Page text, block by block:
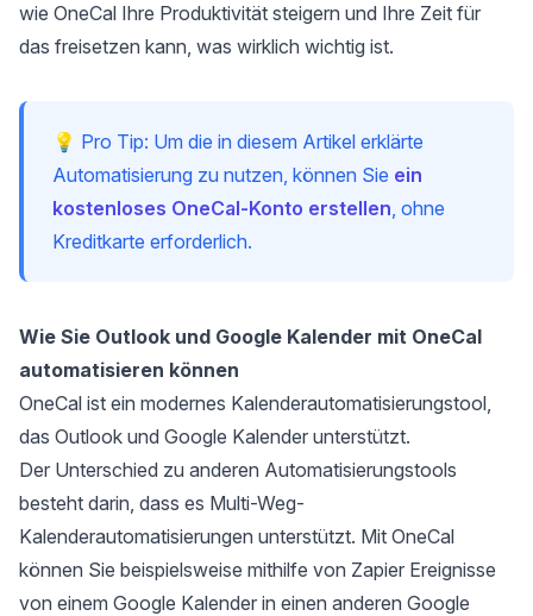
wie OneCal Ihre Produktivität steigern und Ihre Zeit für
das freisetzen kann, was wirklich wichtig ist.
💡 Pro Tip: Um die in diesem Artikel erklärte
Automatisierung zu nutzen, können Sie ein
kostenloses OneCal-Konto erstellen, ohne
Kreditkarte erforderlich.
Wie Sie Outlook und Google Kalender mit OneCal
automatisieren können
OneCal ist ein modernes Kalenderautomatisierungstool,
das Outlook und Google Kalender unterstützt.
Der Unterschied zu anderen Automatisierungstools
besteht darin, dass es Multi-Weg-
Kalenderautomatisierungen unterstützt. Mit OneCal
können Sie beispielsweise mithilfe von Zapier Ereignisse
von einem Google Kalender in einen anderen Google